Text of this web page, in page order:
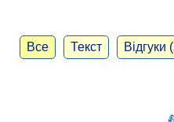
Все Текст Відгуки